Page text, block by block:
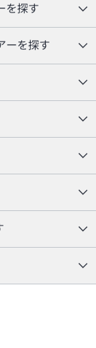
を探す
ーを探す